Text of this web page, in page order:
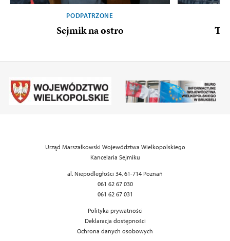
PODPATRZONE
Sejmik na ostro To
Urząd Marszałkowski Województwa Wielkopolskiego
Kancelaria Sejmiku
al. Niepodległości 34, 61-714 Poznań
061 62 67 030
061 62 67 031
Polityka prywatności
Deklaracja dostępności
Ochrona danych osobowych